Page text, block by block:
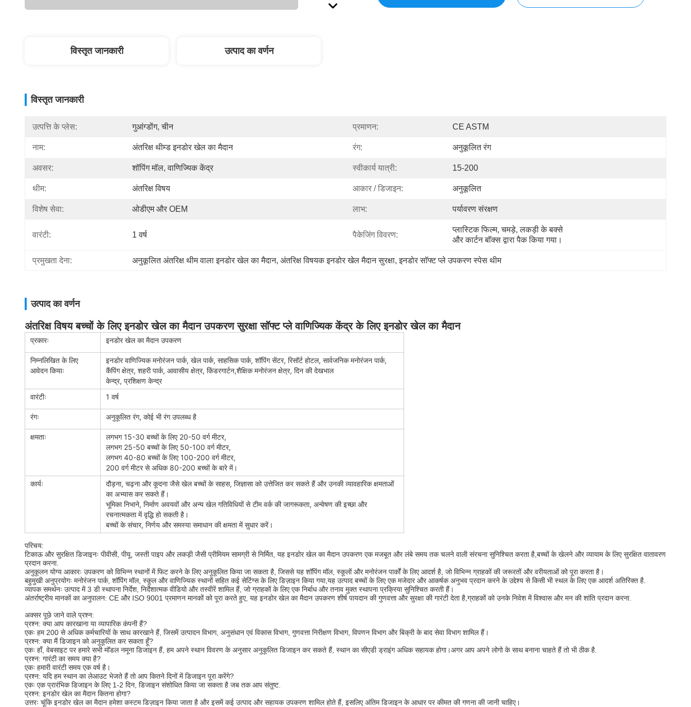
विस्तृत जानकारी उत्पाद का वर्णन
विस्तृत जानकारी
उत्पत्ति के प्लेस: गुआंग्डोंग, चीन प्रमाणन: CE ASTM
नाम: अंतरिक्ष थीम्ड इनडोर खेल का मैदान रंग: अनुकूलित रंग
अवसर: शॉपिंग मॉल, वाणिज्यिक केंद्र स्वीकार्य यात्री: 15-200
थीम: अंतरिक्ष विषय आकार / डिजाइन: अनुकूलित
विशेष सेवा: ओडीएम और OEM लाभ: पर्यावरण संरक्षण
वारंटी: 1 वर्ष पैकेजिंग विवरण:
प्लास्टिक फिल्म, चमड़े, लकड़ी के बक्से
और कार्टन बॉक्स द्वारा पैक किया गया।
प्रमुखता देना: अनुकूलित अंतरिक्ष थीम वाला इनडोर खेल का मैदान, अंतरिक्ष विषयक इनडोर खेल मैदान सुरक्षा, इनडोर सॉफ्ट प्ले उपकरण स्पेस थीम
उत्पाद का वर्णन
अंतरिक्ष विषय बच्चों के लिए इनडोर खेल का मैदान उपकरण सुरक्षा सॉफ्ट प्ले वाणिज्यिक केंद्र के लिए इनडोर खेल का मैदान
प्रकारः इनडोर खेल का मैदान उपकरण
निम्नलिखित के लिए
आवेदन कियाः
इनडोर वाणिज्यिक मनोरंजन पार्क, खेल पार्क, साहसिक पार्क, शॉपिंग सेंटर, रिसॉर्ट होटल, सार्वजनिक मनोरंजन पार्क,
कैंपिंग क्षेत्र, शहरी पार्क, आवासीय क्षेत्र, किंडरगार्टन,शैक्षिक मनोरंजन क्षेत्र, दिन की देखभाल
केन्द्र, प्रशिक्षण केन्द्र
वारंटीः
1 वर्ष
रंगः अनुकूलित रंग, कोई भी रंग उपलब्ध है
क्षमताः
लगभग 15-30 बच्चों के लिए 20-50 वर्ग मीटर,
लगभग 25-50 बच्चों के लिए 50-100 वर्ग मीटर,
लगभग 40-80 बच्चों के लिए 100-200 वर्ग मीटर,
200 वर्ग मीटर से अधिक 80-200 बच्चों के बारे में।
कार्यः
दौड़ना, चढ़ना और कूदना जैसे खेल बच्चों के साहस, जिज्ञासा को उत्तेजित कर सकते हैं और उनकी व्यावहारिक क्षमताओं
का अभ्यास कर सकते हैं।
भूमिका निभाने, निर्माण अवयवों और अन्य खेल गतिविधियों से टीम वर्क की जागरूकता, अन्वेषण की इच्छा और
रचनात्मकता में वृद्धि हो सकती है।
बच्चों के संचार, निर्णय और समस्या समाधान की क्षमता में सुधार करें।
परिचय:
टिकाऊ और सुरक्षित डिजाइनः पीवीसी, पीयू, जस्ती पाइप और लकड़ी जैसी प्रीमियम सामग्री से निर्मित, यह इनडोर खेल का मैदान उपकरण एक मजबूत और लंबे समय तक चलने वाली संरचना सुनिश्चित करता है,बच्चों के खेलने और व्यायाम के लिए सुरक्षित वातावरण
प्रदान करना.
अनुकूलन योग्य आकारः उपकरण को विभिन्न स्थानों में फिट करने के लिए अनुकूलित किया जा सकता है, जिससे यह शॉपिंग मॉल, स्कूलों और मनोरंजन पार्कों के लिए आदर्श है, जो विभिन्न ग्राहकों की जरूरतों और वरीयताओं को पूरा करता है।
बहुमुखी अनुप्रयोगः मनोरंजन पार्क, शॉपिंग मॉल, स्कूल और वाणिज्यिक स्थानों सहित कई सेटिंग्स के लिए डिज़ाइन किया गया,यह उत्पाद बच्चों के लिए एक मजेदार और आकर्षक अनुभव प्रदान करने के उद्देश्य से किसी भी स्थल के लिए एक आदर्श अतिरिक्त है.
व्यापक समर्थनः उत्पाद में 3 डी स्थापना निर्देश, निर्देशात्मक वीडियो और तस्वीरें शामिल हैं, जो ग्राहकों के लिए एक निर्बाध और तनाव मुक्त स्थापना प्रक्रिया सुनिश्चित करती हैं।
अंतर्राष्ट्रीय मानकों का अनुपालन: CE और ISO 9001 प्रमाणन मानकों को पूरा करते हुए, यह इनडोर खेल का मैदान उपकरण शीर्ष पायदान की गुणवत्ता और सुरक्षा की गारंटी देता है,ग्राहकों को उनके निवेश में विश्वास और मन की शांति प्रदान करना.
अक्सर पूछे जाने वाले प्रश्न:
प्रश्न: क्या आप कारखाना या व्यापारिक कंपनी हैं?
एकः हम 200 से अधिक कर्मचारियों के साथ कारखाने हैं, जिसमें उत्पादन विभाग, अनुसंधान एवं विकास विभाग, गुणवत्ता निरीक्षण विभाग, विपणन विभाग और बिक्री के बाद सेवा विभाग शामिल हैं।
प्रश्न: क्या मैं डिजाइन को अनुकूलित कर सकता हूँ?
एकः हाँ, वेबसाइट पर हमारे सभी मॉडल नमूना डिजाइन हैं, हम अपने स्थान विवरण के अनुसार अनुकूलित डिजाइन कर सकते हैं, स्थान का सीएडी ड्राइंग अधिक सहायक होगा।अगर आप अपने लोगो के साथ बनाना चाहते हैं तो भी ठीक है.
प्रश्न: गारंटी का समय क्या है?
एकः हमारी वारंटी समय एक वर्ष है।
प्रश्न: यदि हम स्थान का लेआउट भेजते हैं तो आप कितने दिनों में डिजाइन पूरा करेंगे?
एकः एक प्रारंभिक डिजाइन के लिए 1-2 दिन, डिजाइन संशोधित किया जा सकता है जब तक आप संतुष्ट.
प्रश्न: इनडोर खेल का मैदान कितना होगा?
उत्तरः चूंकि इनडोर खेल का मैदान हमेशा कस्टम डिज़ाइन किया जाता है और इसमें कई उत्पाद और सहायक उपकरण शामिल होते हैं, इसलिए अंतिम डिजाइन के आधार पर कीमत की गणना की जानी चाहिए।